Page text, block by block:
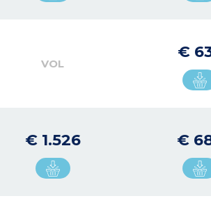
VOL
€
€ 1.526 €